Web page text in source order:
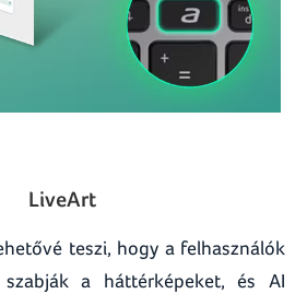
LiveArt
teszi, hogy a felhasználók
szabják a háttérképeket, és AI